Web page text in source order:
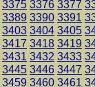
3375 3376 3377
3389 3390 3391
3403 3404 3405
3417 3418 3419
3431 3432 3433
3445 3446 3447
3459 3460 3461